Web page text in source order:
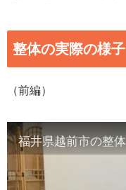
整体の実際の様子
（前編）